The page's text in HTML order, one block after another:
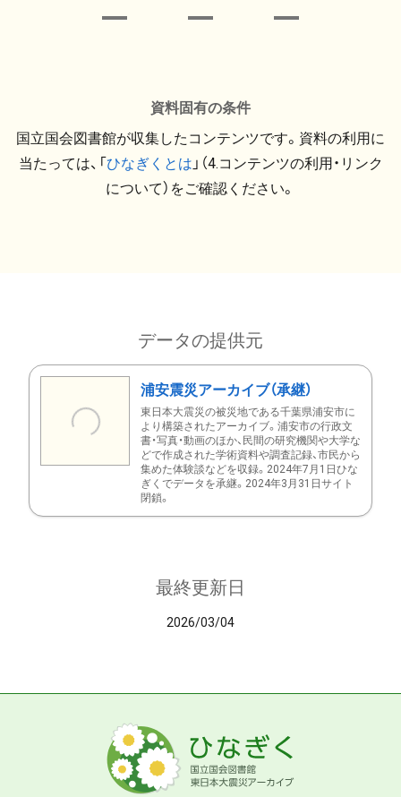
資料固有の条件
国立国会図書館が収集したコンテンツです。資料の利用に
当たっては、「ひなぎくとは 」（4.コンテンツの利用・リンク
について）をご確認ください。
データの提供元
浦安震災アーカイブ（承継）
東日本大震災の被災地である千葉県浦安市に
より構築されたアーカイブ。浦安市の行政文
書・写真・動画のほか、民間の研究機関や大学な
どで作成された学術資料や調査記録、市民から
集めた体験談などを収録。2024年7月1日ひな
ぎくでデータを承継。2024年3月31日サイト
閉鎖。
最終更新日
2026/03/04